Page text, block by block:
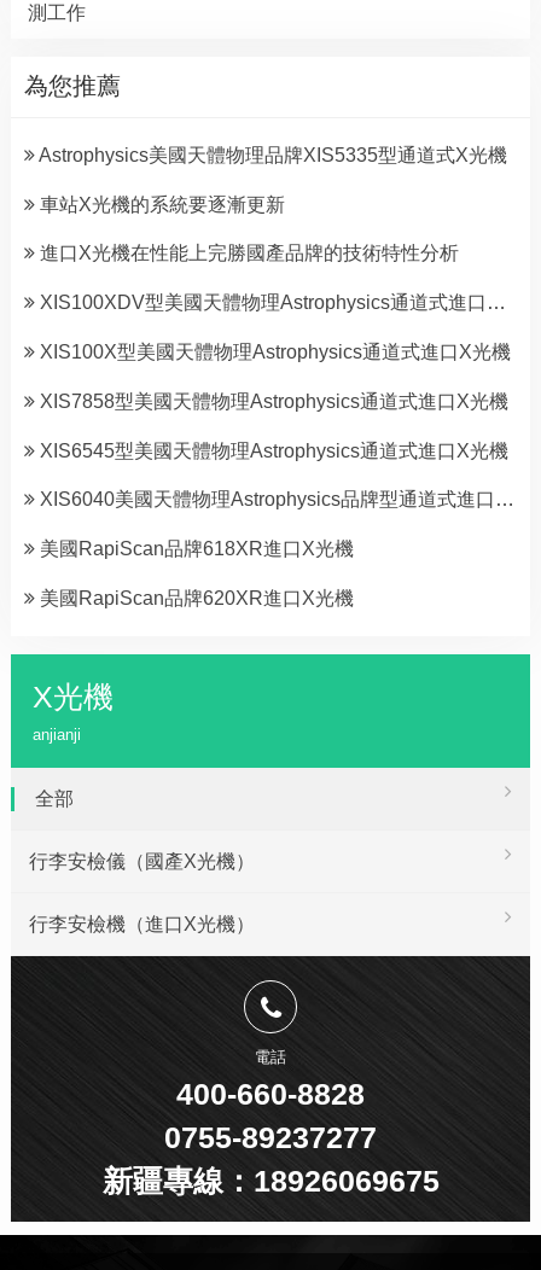
測工作
為您推薦
Astrophysics美國天體物理品牌XIS5335型通道式X光機
車站X光機的系統要逐漸更新
進口X光機在性能上完勝國產品牌的技術特性分析
XIS100XDV型美國天體物理Astrophysics通道式進口X光機
XIS100X型美國天體物理Astrophysics通道式進口X光機
XIS7858型美國天體物理Astrophysics通道式進口X光機
XIS6545型美國天體物理Astrophysics通道式進口X光機
XIS6040美國天體物理Astrophysics品牌型通道式進口X光機
美國RapiScan品牌618XR進口X光機
美國RapiScan品牌620XR進口X光機
X光機
anjianji
全部
行李安檢儀（國產X光機）
行李安檢機（進口X光機）
電話
400-660-8828
0755-89237277
新疆專線：18926069675